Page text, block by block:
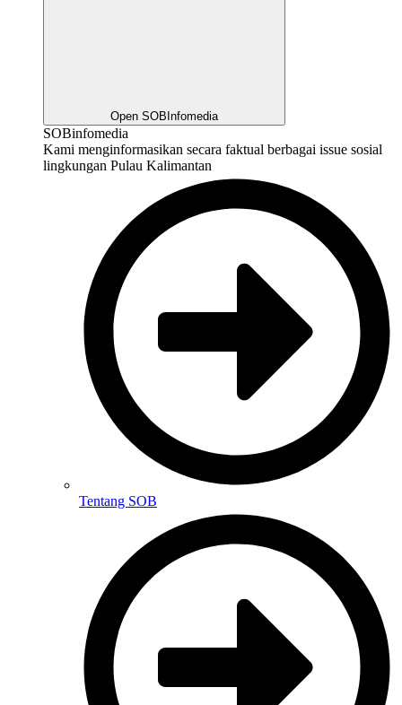
Open SOBInfomedia
SOBinfomedia
Kami menginformasikan secara faktual berbagai issue sosial
lingkungan Pulau Kalimantan
Tentang SOB